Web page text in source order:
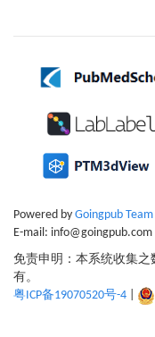
Powered by Goingpub Team
E-mail: info@goingpub.com
免责申明：本系统收集
有。
粤ICP备19070520号-4